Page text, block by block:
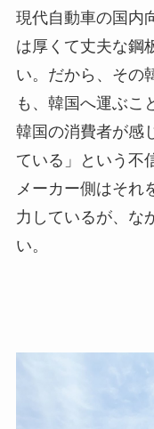
現代自動車の国内
は厚くて丈夫な鋼
い。だから、その
も、韓国へ運ぶこ
韓国の消費者が感
ている」という不
メーカー側はそれ
力しているが、な
い。